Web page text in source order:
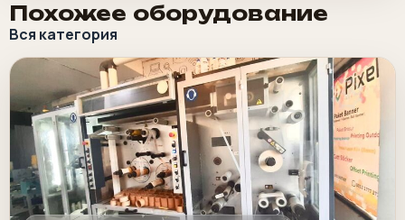
Похожее оборудование
Вся категория